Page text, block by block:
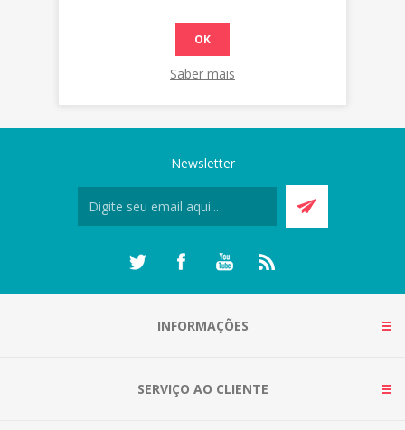
Newsletter
INFORMAÇÕES
SERVIÇO AO CLIENTE
OK
Saber mais